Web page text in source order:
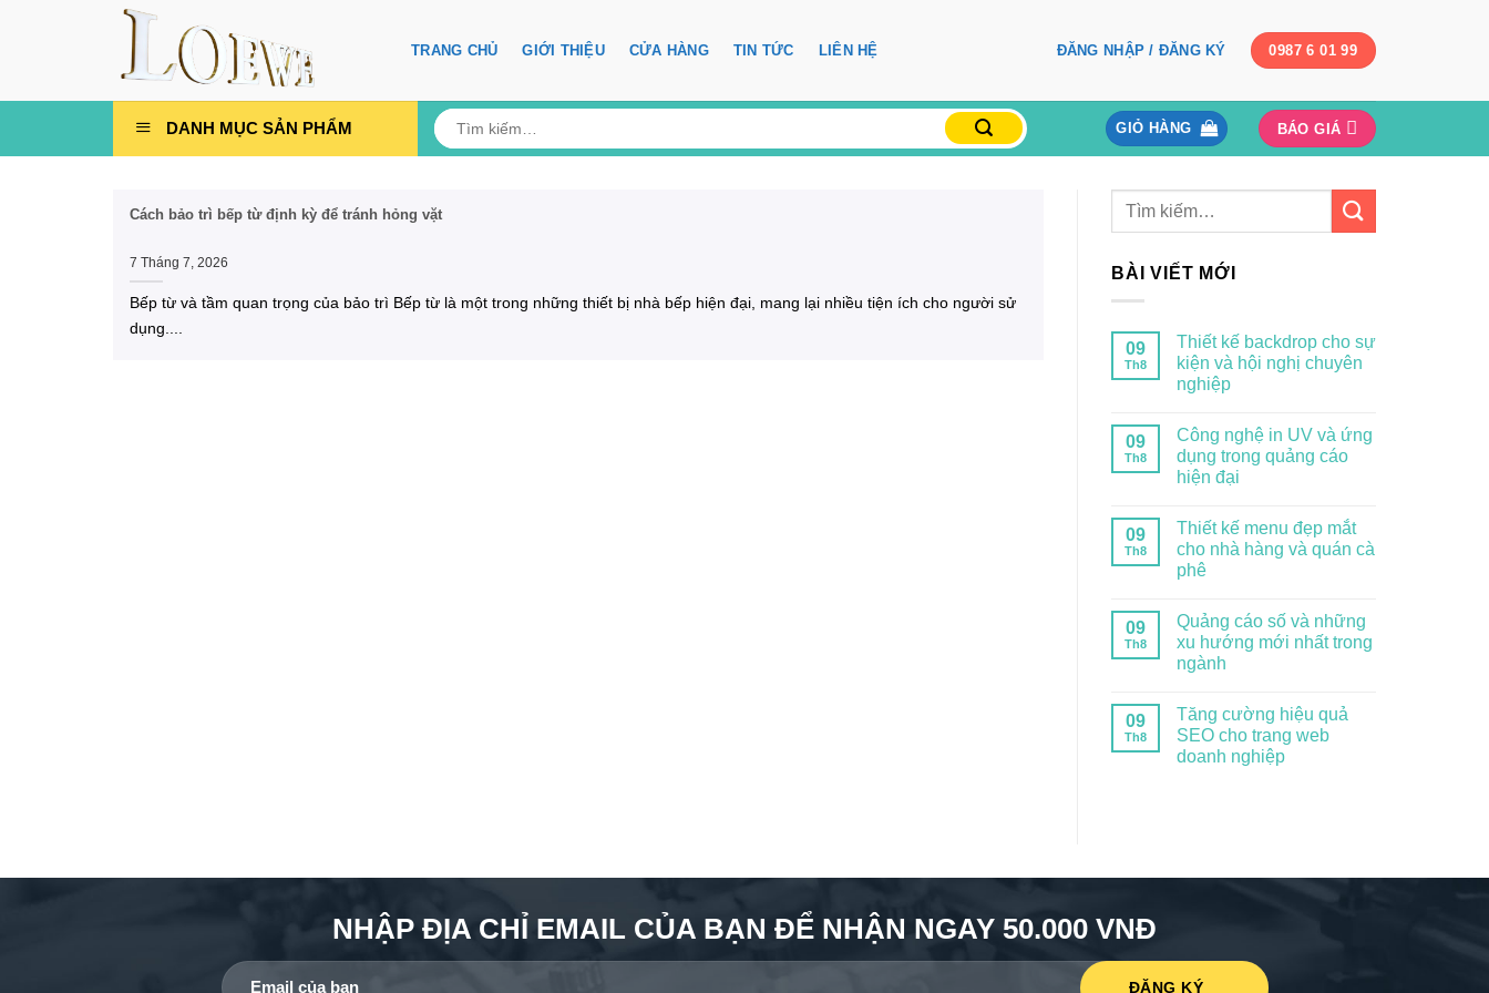
TRANG CHỦ GIỚI THIỆU CỬA HÀNG TIN TỨC LIÊN HỆ ĐĂNG NHẬP / ĐĂNG KÝ 0987 6 01 99
DANH MỤC SẢN PHẨM
Tìm
kiếm:
GIỎ HÀNG BÁO GIÁ
Cách bảo trì bếp từ định kỳ để tránh hỏng vặt
7 Tháng 7, 2026
Bếp từ và tầm quan trọng của bảo trì Bếp từ là một trong những thiết bị nhà bếp hiện đại, mang lại nhiều tiện ích cho người sử
dụng....
BÀI VIẾT MỚI
09
Th8
Thiết kế backdrop cho sự
kiện và hội nghị chuyên
nghiệp
09
Th8
Công nghệ in UV và ứng
dụng trong quảng cáo
hiện đại
09
Th8
Thiết kế menu đẹp mắt
cho nhà hàng và quán cà
phê
09
Th8
Quảng cáo số và những
xu hướng mới nhất trong
ngành
09
Th8
Tăng cường hiệu quả
SEO cho trang web
doanh nghiệp
NHẬP ĐỊA CHỈ EMAIL CỦA BẠN ĐỂ NHẬN NGAY 50.000 VNĐ